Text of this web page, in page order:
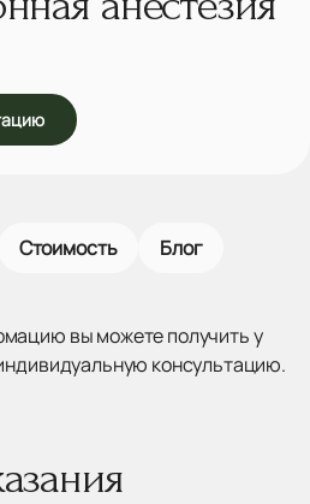
Стоимость Блог
вы можете получить у
консультацию.